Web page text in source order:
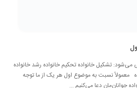
تشکیل خانواده تحکیم خانواده رشد خانواده
معمولاً نسبت به موضوع اول هر یک از ما توجه
جوانان‌مان دعا می‌کنیم ...